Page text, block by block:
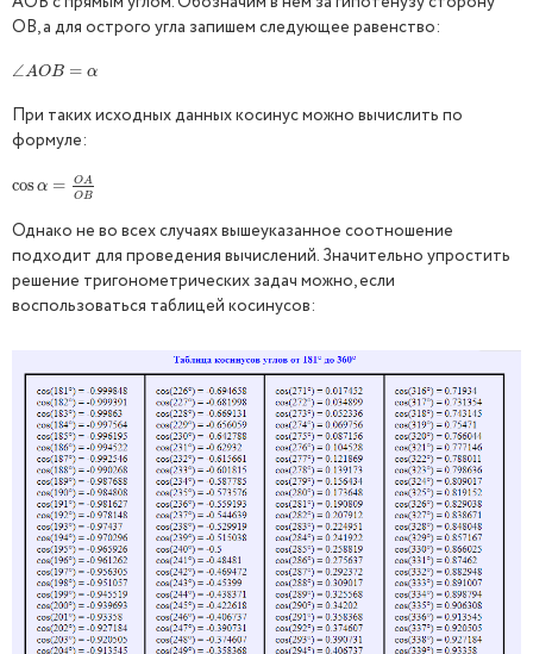
ОВ, а для острого угла запишем следующее равенство:
∠AOB = α
∠AOB =α
При таких исходных данных косинус можно вычислить по
формуле:
cosα = O A
OB
cosα =O AO
Однако не во всех случаях вышеуказанное соотношение
подходит для проведения вычислений. Значительно упростить
решение тригонометрических задач можно, если
воспользоваться таблицей косинусов: